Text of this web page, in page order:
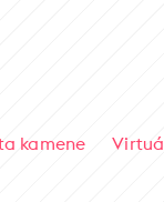
kamene